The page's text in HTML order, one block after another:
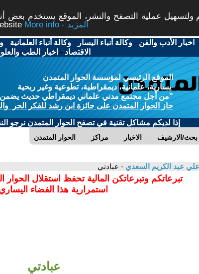
عملية التصفح والنشر، الموقع يستخدم بعض
More info - المزيد
- اخبار الأدب والفن -وكالة أنباء اليسار -وكالة أنباء العلمانية -
الاقتصاد - اخبار الطب
الموقع الرئيسي لمؤسسة الحوار المتمدن
يسارية، علمانية، ديمقراطية، تطوعية وغير ربحية
"من أجل مجتمع مدني علماني ديمقراطي حديث يضمن
حاز الحوار المتمدن على جائزة ابن رشد للفكر الحر
إذا لديكم مشاكل تقنية في تصفح الحوار المتمدن نرجو
الحوار المتمدن مراكز الاخبار بحث/الارشيف
علي عبد الكريم السعدي - عبادتي
تبرعاتكم وتبرعاتكن المالية تحفظ استقلال
استمرارية هذا الفضاء
عبادتي